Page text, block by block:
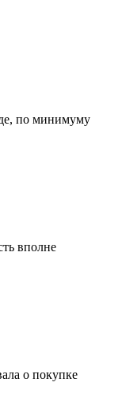
по минимуму
вполне
о покупке